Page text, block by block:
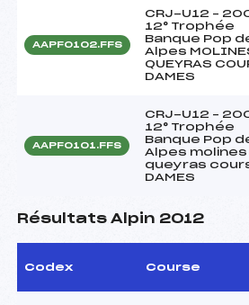
AAPF0102.FFS
CRJ-U12 –
12° Trophée
Banque Pop
Alpes
QUEYRAS
DAMES
AAPF0101.FFS
CRJ-U12 –
12° Trophée
Banque Pop
Alpes molines
queyras
DAMES
Résultats Alpin 2012
Codex Course